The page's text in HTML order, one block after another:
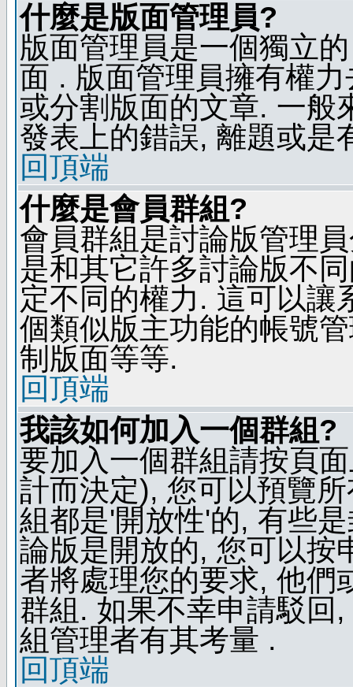
什麼是版面管理員?
版面管理員是一個獨立
面 . 版面管理員擁有權
或分割版面的文章. 一般
發表上的錯誤, 離題或是
回頂端
什麼是會員群組?
會員群組是討論版管理
是和其它許多討論版不
定不同的權力. 這可以讓
個類似版主功能的帳號
制版面等等.
回頂端
我該如何加入一個群組?
要加入一個群組請按頁
計而決定), 您可以預覽
組都是'開放性'的, 有些
論版是開放的, 您可以按
者將處理您的要求, 他們
群組. 如果不幸申請駁回
組管理者有其考量 .
回頂端